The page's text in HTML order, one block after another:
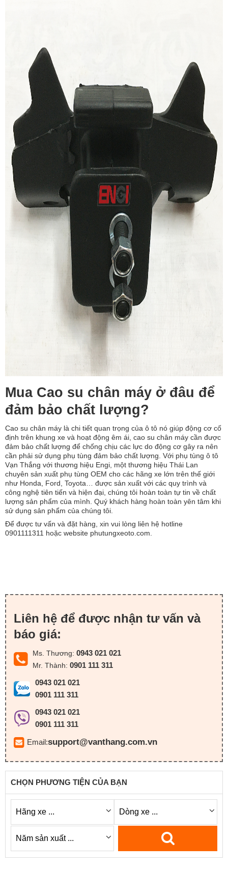
Mua Cao su chân máy ở đâu để
đảm bảo chất lượng?
Cao su chân máy là chi tiết quan trọng của ô tô nó giúp động cơ cố
định trên khung xe và hoạt động êm ái, cao su chân máy cần được
đảm bảo chất lượng để chống chịu các lực do động cơ gây ra nên
cần phải sử dụng phụ tùng đảm bảo chất lượng. Với phụ tùng ô tô
Vạn Thắng với thương hiệu Engi, một thương hiệu Thái Lan
chuyên sản xuất phụ tùng OEM cho các hãng xe lớn trên thế giới
như Honda, Ford, Toyota… được sản xuất với các quy trình và
công nghệ tiên tiến và hiện đại, chúng tôi hoàn toàn tự tin về chất
lượng sản phẩm của mình. Quý khách hàng hoàn toàn yên tâm khi
sử dụng sản phẩm của chúng tôi.
Để được tư vấn và đặt hàng, xin vui lòng liên hệ hotline
0901111311 hoặc website phutungxeoto.com.
Liên hệ để được nhận tư vấn và
báo giá:
Ms. Thương: 0943 021 021
Mr. Thành: 0901 111 311
0943 021 021
0901 111 311
0943 021 021
0901 111 311
Email:support@vanthang.com.vn
CHỌN PHƯƠNG TIỆN CỦA BẠN